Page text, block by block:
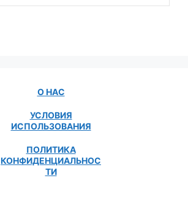
О НАС
УСЛОВИЯ
ИСПОЛЬЗОВАНИЯ
ПОЛИТИКА
КОНФИДЕНЦИАЛЬНОС
ТИ